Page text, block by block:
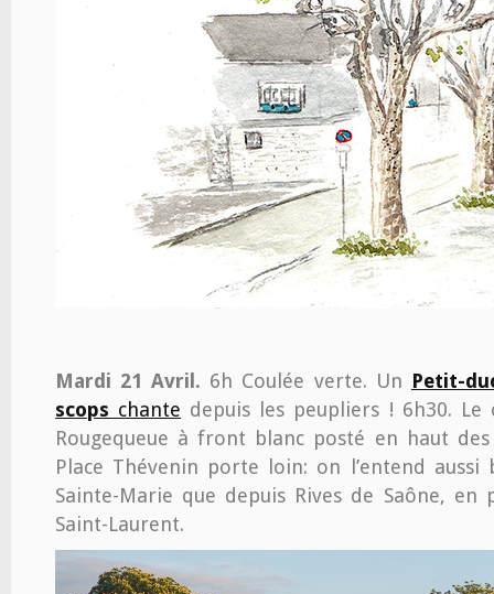
Mardi 21 Avril. 6h Coulée verte. Un Petit-
scops chante depuis les peupliers ! 6h30. Le
Rougequeue à front blanc posté en haut
Place Thévenin porte loin: on l’entend aussi
Sainte-Marie que depuis Rives de Saône,
Saint-Laurent.